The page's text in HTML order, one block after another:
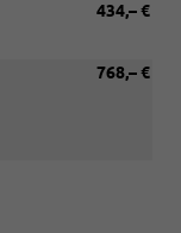
434,– €
768,– €